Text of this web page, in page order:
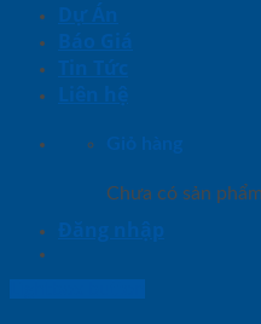
Dự Án
Báo Giá
Tin Tức
Liên hệ
Giỏ hàng
Chưa có sản
Đăng nhập